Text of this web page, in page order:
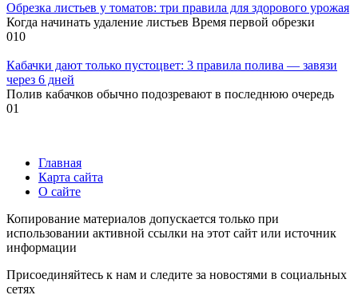
Обрезка листьев у томатов: три правила для здорового урожая
Когда начинать удаление листьев Время первой обрезки
010
Кабачки дают только пустоцвет: 3 правила полива — завязи
через 6 дней
Полив кабачков обычно подозревают в последнюю очередь
01
Главная
Карта сайта
О сайте
Копирование материалов допускается только при
использовании активной ссылки на этот сайт или источник
информации
Присоединяйтесь к нам и следите за новостями в социальных
сетях